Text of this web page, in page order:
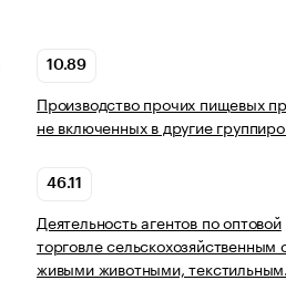
10.89
Производство прочих пищевых
не включенных в другие
46.11
Деятельность агентов по оптовой
торговле сельскохозяйственным
живыми животными,